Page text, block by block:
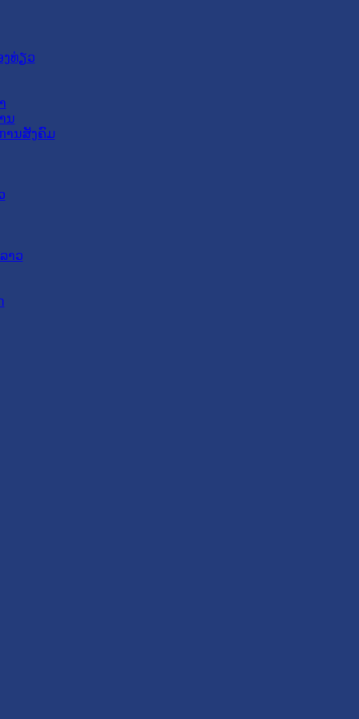
ງທ່ຽວ
ນ
ານສັງຄົມ
າວ